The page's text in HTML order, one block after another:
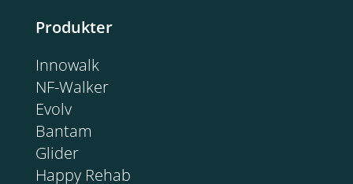
Produkter
Innowalk
NF-Walker
Evolv
Bantam
Glider
Happy Rehab